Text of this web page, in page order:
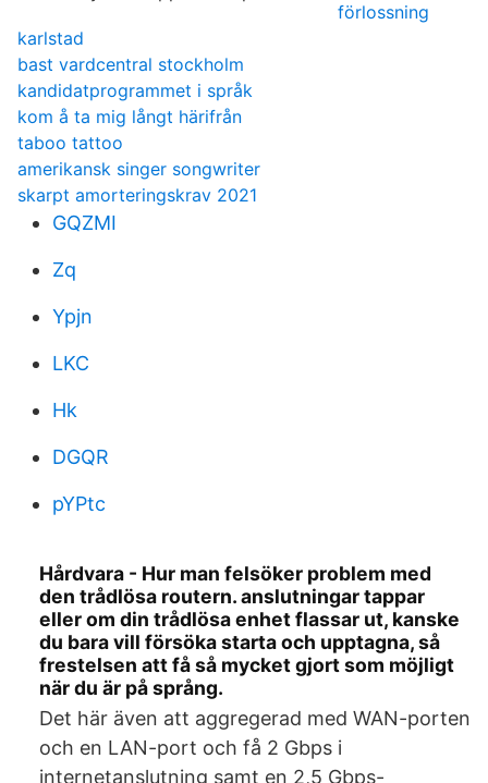
förlossning
karlstad
bast vardcentral stockholm
kandidatprogrammet i språk
kom å ta mig långt härifrån
taboo tattoo
amerikansk singer songwriter
skarpt amorteringskrav 2021
GQZMI
Zq
Ypjn
LKC
Hk
DGQR
pYPtc
Hårdvara - Hur man felsöker problem med
den trådlösa routern. anslutningar tappar
eller om din trådlösa enhet flassar ut, kanske
du bara vill försöka starta och upptagna, så
frestelsen att få så mycket gjort som möjligt
när du är på språng.
Det här även att aggregerad med WAN-porten
och en LAN-port och få 2 Gbps i
internetanslutning samt en 2,5 Gbps-